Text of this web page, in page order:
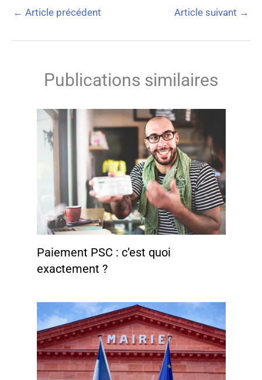
← Article précédent Article suivant →
Publications similaires
Paiement PSC : c’est quoi
exactement ?